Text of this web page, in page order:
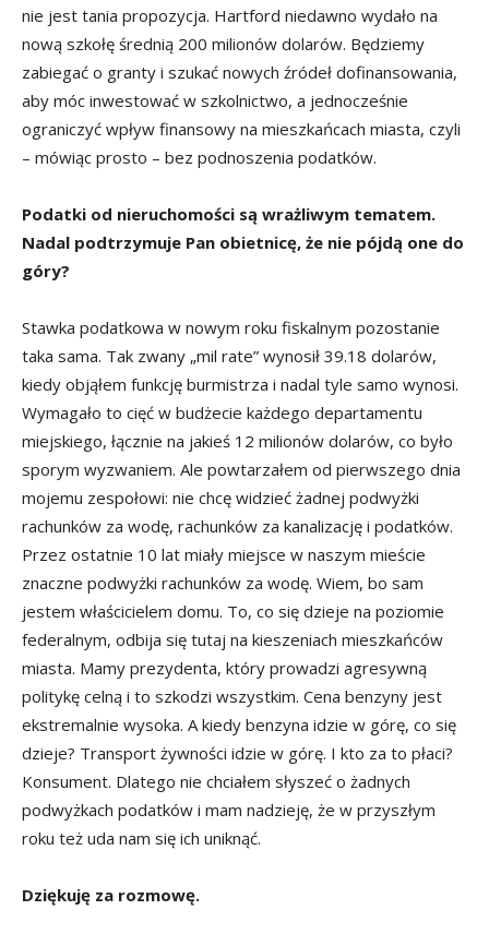
nie jest tania propozycja. Hartford niedawno wydało na
nową szkołę średnią 200 milionów dolarów. Będziemy
zabiegać o granty i szukać nowych źródeł dofinansowania,
aby móc inwestować w szkolnictwo, a jednocześnie
ograniczyć wpływ finansowy na mieszkańcach miasta, czyli
– mówiąc prosto – bez podnoszenia podatków.
Podatki od nieruchomości są wrażliwym tematem.
Nadal podtrzymuje Pan obietnicę, że nie pójdą one do
góry?
Stawka podatkowa w nowym roku fiskalnym pozostanie
taka sama. Tak zwany „mil rate” wynosił 39.18 dolarów,
kiedy objąłem funkcję burmistrza i nadal tyle samo wynosi.
Wymagało to cięć w budżecie każdego departamentu
miejskiego, łącznie na jakieś 12 milionów dolarów, co było
sporym wyzwaniem. Ale powtarzałem od pierwszego dnia
mojemu zespołowi: nie chcę widzieć żadnej podwyżki
rachunków za wodę, rachunków za kanalizację i podatków.
Przez ostatnie 10 lat miały miejsce w naszym mieście
znaczne podwyżki rachunków za wodę. Wiem, bo sam
jestem właścicielem domu. To, co się dzieje na poziomie
federalnym, odbija się tutaj na kieszeniach mieszkańców
miasta. Mamy prezydenta, który prowadzi agresywną
politykę celną i to szkodzi wszystkim. Cena benzyny jest
ekstremalnie wysoka. A kiedy benzyna idzie w górę, co się
dzieje? Transport żywności idzie w górę. I kto za to płaci?
Konsument. Dlatego nie chciałem słyszeć o żadnych
podwyżkach podatków i mam nadzieję, że w przyszłym
roku też uda nam się ich uniknąć.
Dziękuję za rozmowę.